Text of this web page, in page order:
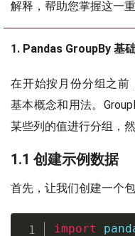
解释，帮助您掌握这一
1. Pandas GroupBy 基
在开始按月份分组之前
基本概念和用法。
某些列的值进行分组，
1.1 创建示例数据
首先，让我们创建一个
import